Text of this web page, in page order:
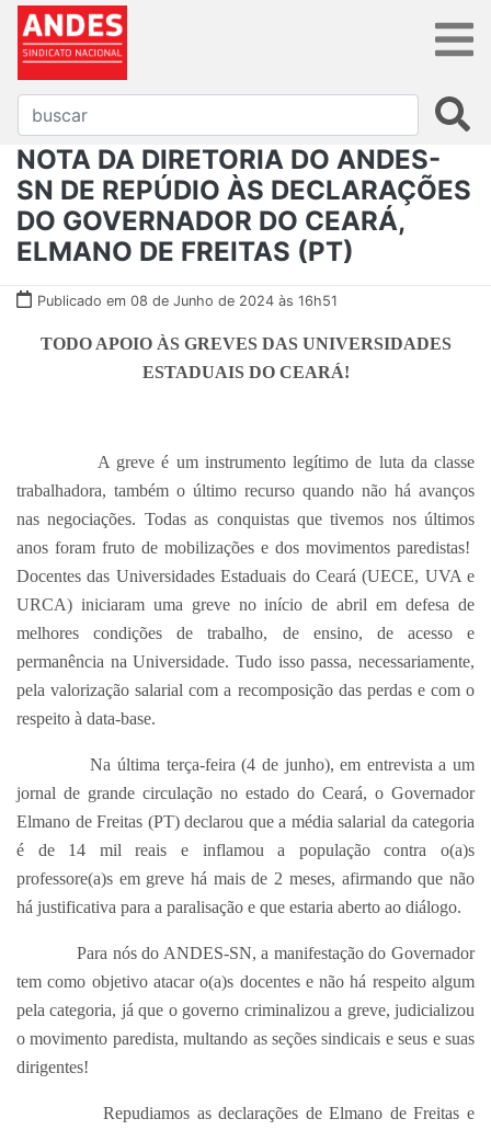
NOTA DA DIRETORIA DO ANDES-
SN DE REPÚDIO ÀS DECLARAÇÕES
DO GOVERNADOR DO CEARÁ,
ELMANO DE FREITAS (PT)
Publicado em 08 de Junho de 2024 às 16h51
TODO APOIO ÀS GREVES DAS UNIVERSIDADES
ESTADUAIS DO CEARÁ!
A greve é um instrumento legítimo de luta da classe
trabalhadora, também o último recurso quando não há avanços
nas negociações. Todas as conquistas que tivemos nos últimos
anos foram fruto de mobilizações e dos movimentos paredistas!
Docentes das Universidades Estaduais do Ceará (UECE, UVA e
URCA) iniciaram uma greve no início de abril em defesa de
melhores condições de trabalho, de ensino, de acesso e
permanência na Universidade. Tudo isso passa, necessariamente,
pela valorização salarial com a recomposição das perdas e com o
respeito à data-base.
Na última terça-feira (4 de junho), em entrevista a um
jornal de grande circulação no estado do Ceará, o Governador
Elmano de Freitas (PT) declarou que a média salarial da categoria
é de 14 mil reais e inflamou a população contra o(a)s
professore(a)s em greve há mais de 2 meses, afirmando que não
há justificativa para a paralisação e que estaria aberto ao diálogo.
Para nós do ANDES-SN, a manifestação do Governador
tem como objetivo atacar o(a)s docentes e não há respeito algum
pela categoria, já que o governo criminalizou a greve, judicializou
o movimento paredista, multando as seções sindicais e seus e suas
dirigentes!
Repudiamos as declarações de Elmano de Freitas e